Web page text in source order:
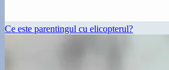
Ce este parentingul cu elicopterul?